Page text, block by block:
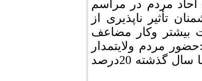
مردم در مراسم
تأثیر ناپذیری از
بیشتر وکار مضاعف
مردم ولایتمدار
وانقلابی مرودشت در راهپیمایی امسال در مقایسه با سال گذشته 20درصد